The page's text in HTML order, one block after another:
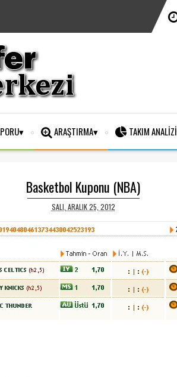
ARAŞTIRMA TAKIM ANALİZİ
Basketbol Kuponu (NBA)
SALI, ARALIK 25, 2012